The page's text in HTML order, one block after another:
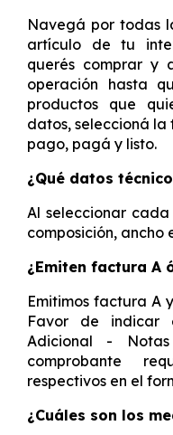
Navegá por todas
artículo de tu
querés comprar y
operación hasta
productos que
datos, seleccioná
pago, pagá y listo.
¿Qué datos
Al seleccionar
composición, ancho
¿Emiten factura A
Emitimos factura A
Favor de indicar
Adicional -
comprobante
respectivos en el
¿Cuáles son los